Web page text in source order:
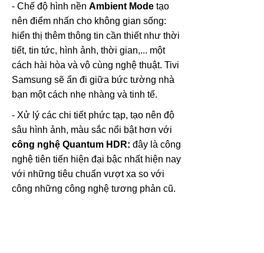
- Chế độ hình nền Ambient Mode tạo
nên điểm nhấn cho không gian sống:
hiển thị thêm thông tin cần thiết như thời
tiết, tin tức, hình ảnh, thời gian,... một
cách hài hòa và vô cùng nghệ thuật. Tivi
Samsung sẽ ẩn đi giữa bức tường nhà
bạn một cách nhẹ nhàng và tinh tế.
- Xử lý các chi tiết phức tạp, tạo nên độ
sâu hình ảnh, màu sắc nổi bật hơn với
công nghệ Quantum HDR: đây là công
nghệ tiên tiến hiện đại bậc nhất hiện nay
với những tiêu chuẩn vượt xa so với
công những công nghệ tương phản cũ.